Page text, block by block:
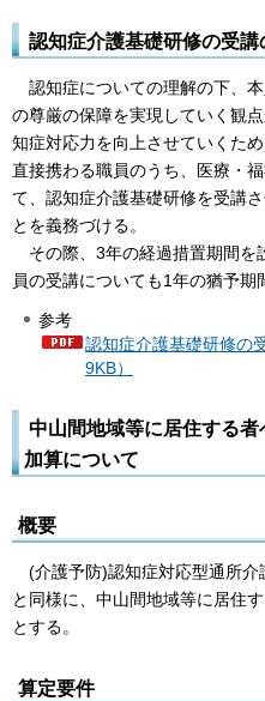
認知症介護基礎研修の受講
認知症についての理解の下、
の尊厳の保障を実現していく観
知症対応力を向上させていくた
直接携わる職員のうち、医療・
て、認知症介護基礎研修を受講
とを義務づける。
その際、3年の経過措置期間を
員の受講についても1年の猶予期
参考
認知症介護基礎研修の
9KB）
中山間地域等に居住する
加算について
概要
(介護予防)認知症対応型通所介
と同様に、中山間地域等に居住
とする。
算定要件